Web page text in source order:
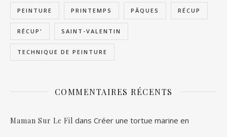
PEINTURE PRINTEMPS PÂQUES RÉCUP
RÉCUP' SAINT-VALENTIN
TECHNIQUE DE PEINTURE
COMMENTAIRES RÉCENTS
Maman Sur Le Fil dans Créer une tortue marine en